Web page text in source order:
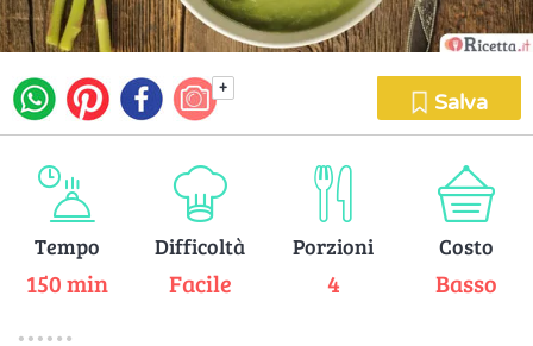
+
Salva
Tempo
150 min
Difficoltà
Facile
Porzioni
4
Costo
Basso